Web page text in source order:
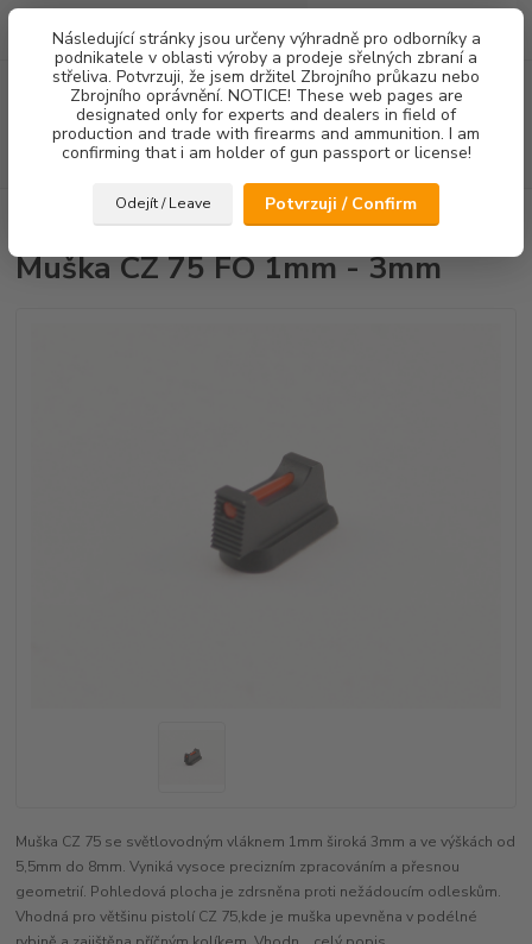
Následující stránky jsou určeny výhradně pro odborníky a
podnikatele v oblasti výroby a prodeje sřelných zbraní a
střeliva. Potvrzuji, že jsem držitel Zbrojního průkazu nebo
Zbrojního oprávnění. NOTICE! These web pages are
designated only for experts and dealers in field of
production and trade with firearms and ammunition. I am
confirming that i am holder of gun passport or license!
Odejít / Leave Potvrzuji / Confirm
Menu
Hledat
za0,00 Kč
Muška CZ 75 FO 1mm - 3mm
Muška CZ 75 FO 1mm - 3mm
Muška CZ 75 se světlovodným vláknem 1mm široká 3mm a ve výškách od
5,5mm do 8mm. Vyniká vysoce precizním zpracováním a přesnou
geometrií. Pohledová plocha je zdrsněna proti nežádoucím odleskům.
Vhodná pro většinu pistolí CZ 75,kde je muška upevněna v podélné